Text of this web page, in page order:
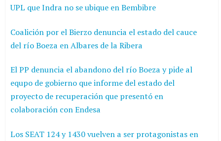
UPL que Indra no se ubique en Bembibre
Coalición por el Bierzo denuncia el estado del cauce
del río Boeza en Albares de la Ribera
El PP denuncia el abandono del río Boeza y pide al
equpo de gobierno que informe del estado del
proyecto de recuperación que presentó en
colaboración con Endesa
Los SEAT 124 y 1430 vuelven a ser protagonistas en